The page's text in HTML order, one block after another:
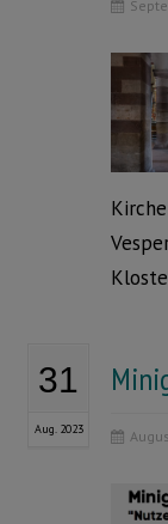
31
Aug. 2023